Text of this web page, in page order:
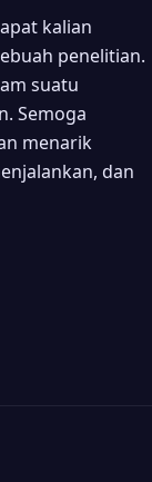
kalian
penelitian.
suatu
Semoga
menarik
dan